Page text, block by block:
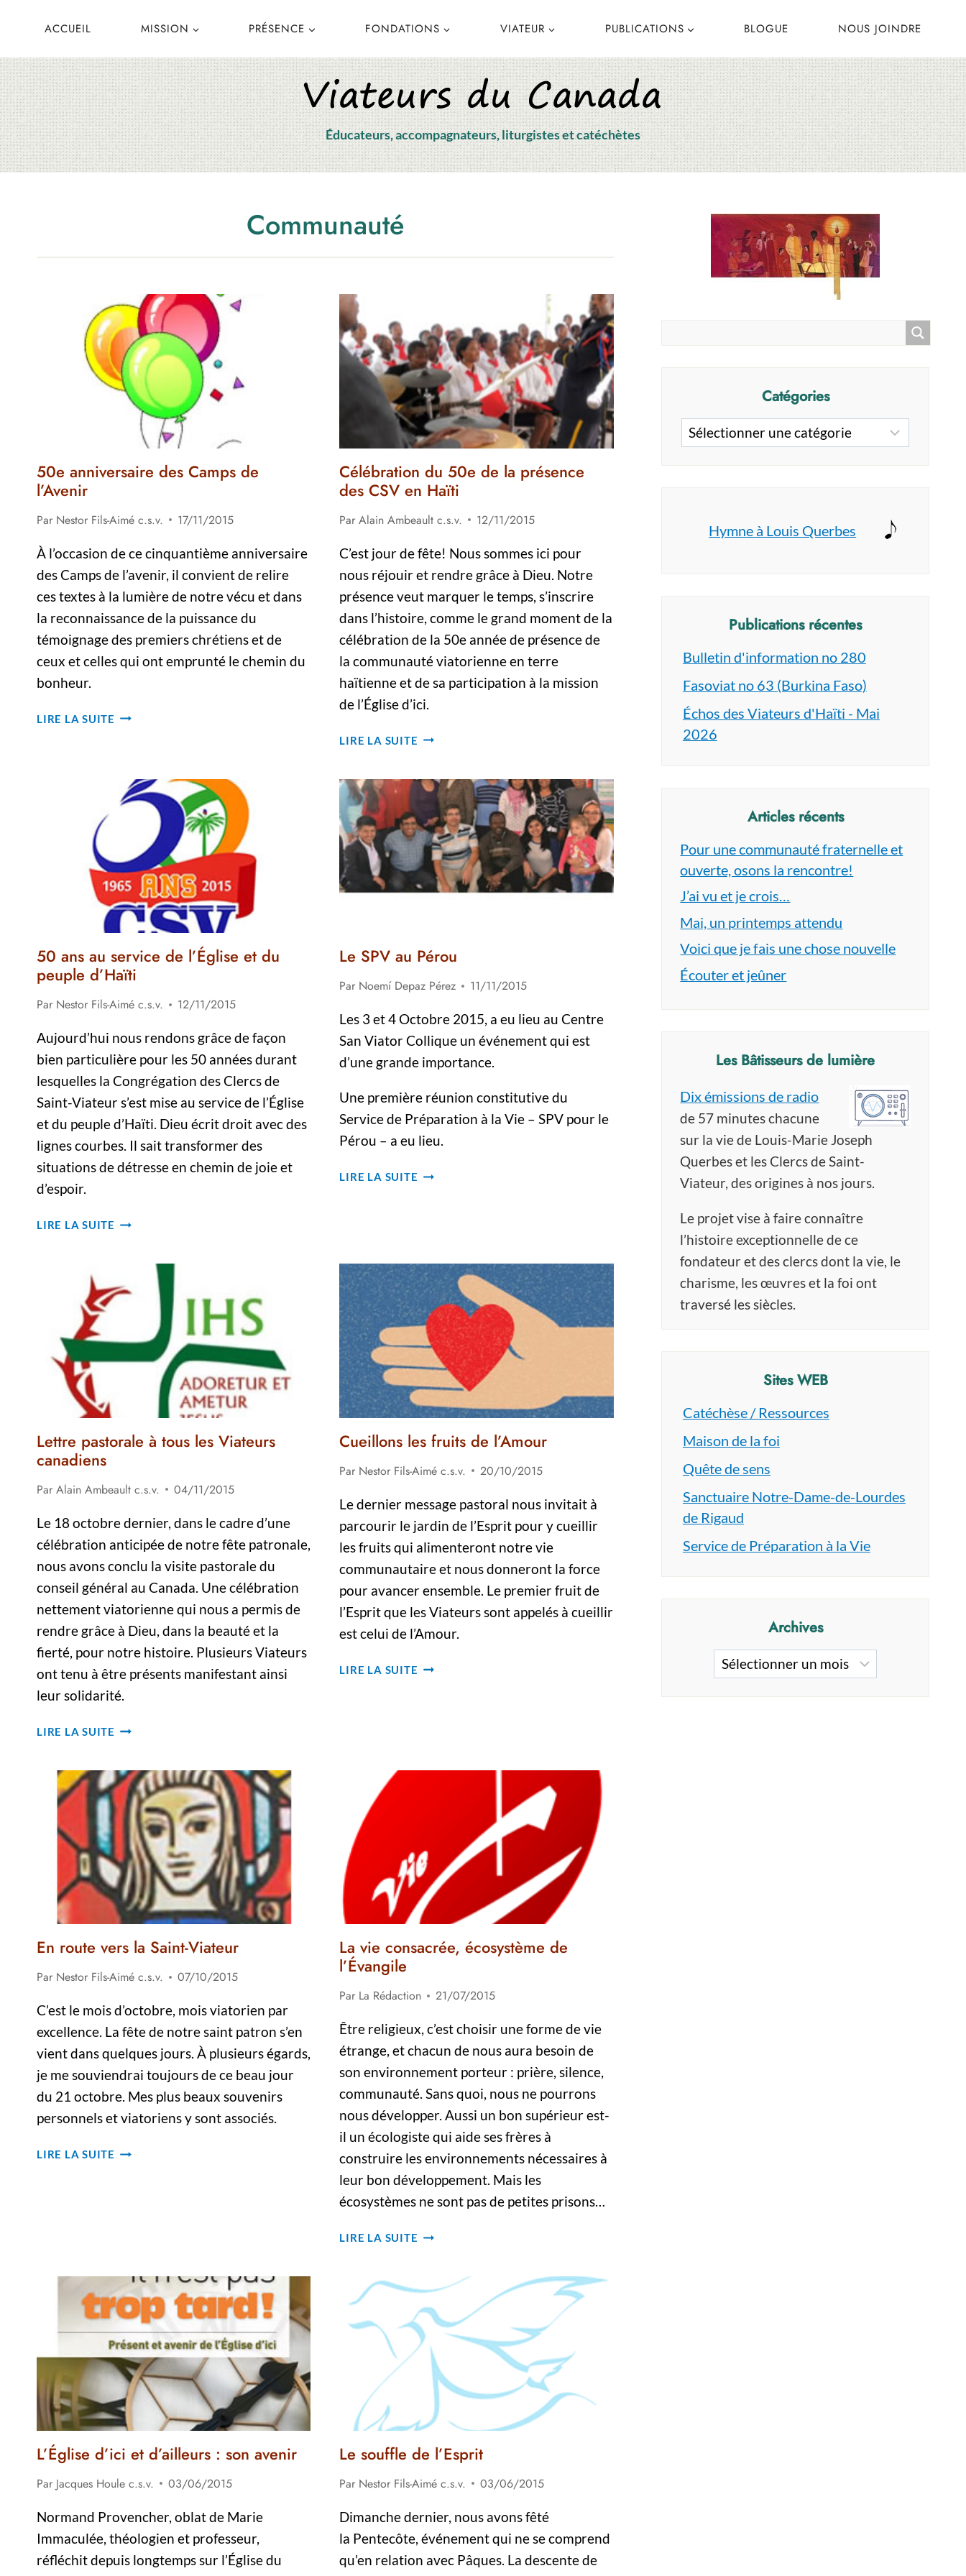
ACCUEIL MISSION PRÉSENCE FONDATIONS VIATEUR PUBLICATIONS BLOGUE NOUS JOINDRE
Éducateurs, accompagnateurs, liturgistes et catéchètes
Communauté
50e anniversaire des Camps de
l’Avenir
Par Nestor Fils-Aimé c.s.v.
17/11/2015
À l’occasion de ce cinquantième anniversaire
des Camps de l’avenir, il convient de relire
ces textes à la lumière de notre vécu et dans
la reconnaissance de la puissance du
témoignage des premiers chrétiens et de
ceux et celles qui ont emprunté le chemin du
bonheur.
LIRE LA SUITE 50E
DE
L’AVENIR
Célébration du 50e de la présence
des CSV en Haïti
ParAlain Ambeault c.s.v.
12/11/2015
C’est jour de fête! Nous sommes ici pour
nous réjouir et rendre grâce à Dieu. Notre
présence veut marquer le temps, s’inscrire
dans l’histoire, comme le grand moment de la
célébration de la 50e année de présence de
la communauté viatorienne en terre
haïtienne et de sa participation à la mission
de l’Église d’ici.
LIRE LA SUITE CÉLÉBRATION
DE
PRÉSENCE
DES
CSV
EN
HAÏTI
50 ans au service de l’Église et du
peuple d’Haïti
Par Nestor Fils-Aimé c.s.v.
12/11/2015
Aujourd’hui nous rendons grâce de façon
bien particulière pour les 50 années durant
lesquelles la Congrégation des Clercs de
Saint-Viateur s’est mise au service de l’Église
et du peuple d’Haïti. Dieu écrit droit avec des
lignes courbes. Il sait transformer des
situations de détresse en chemin de joie et
d’espoir.
LIRE LA SUITE 50
SERVICE
DE
L’ÉGLISE
DU
PEUPLE
Le SPV au Pérou
Par Noemí Depaz Pérez
11/11/2015
Les 3 et 4 Octobre 2015, a eu lieu au Centre
San Viator Collique un événement qui est
d’une grande importance.
Une première réunion constitutive du
Service de Préparation à la Vie – SPV pour le
Pérou – a eu lieu.
LIRE LA SUITE LE
Lettre pastorale à tous les Viateurs
canadiens
Par Alain Ambeault c.s.v.
04/11/2015
Le 18 octobre dernier, dans le cadre d’une
célébration anticipée de notre fête patronale,
nous avons conclu la visite pastorale du
conseil général au Canada. Une célébration
nettement viatorienne qui nous a permis de
rendre grâce à Dieu, dans la beauté et la
fierté, pour notre histoire. Plusieurs Viateurs
ont tenu à être présents manifestant ainsi
leur solidarité.
LIRE LA SUITE LETTRE
TOUS
LES
VIATEURS
CANADIENS
Cueillons les fruits de l’Amour
Par Nestor Fils-Aimé c.s.v.
20/10/2015
Le dernier message pastoral nous invitait à
parcourir le jardin de l’Esprit pour y cueillir
les fruits qui alimenteront notre vie
communautaire et nous donneront la force
pour avancer ensemble. Le premier fruit de
l’Esprit que les Viateurs sont appelés à cueillir
est celui de l’Amour.
LIRE LA SUITE CUEILLONS
En route vers la Saint-Viateur
Par Nestor Fils-Aimé c.s.v.
07/10/2015
C’est le mois d’octobre, mois viatorien par
excellence. La fête de notre saint patron s’en
vient dans quelques jours. À plusieurs égards,
je me souviendrai toujours de ce beau jour
du 21 octobre. Mes plus beaux souvenirs
personnels et viatoriens y sont associés.
LIRE LA SUITE EN
La vie consacrée, écosystème de
l’Évangile
Par La Rédaction
21/07/2015
Être religieux, c’est choisir une forme de vie
étrange, et chacun de nous aura besoin de
son environnement porteur : prière, silence,
communauté. Sans quoi, nous ne pourrons
nous développer. Aussi un bon supérieur est-
il un écologiste qui aide ses frères à
construire les environnements nécessaires à
leur bon développement. Mais les
écosystèmes ne sont pas de petites prisons…
LIRE LA SUITE LA
ÉCOSYSTÈME
L’ÉVANGILE
L’Église d’ici et d’ailleurs : son avenir
Par Jacques Houle c.s.v.
03/06/2015
Normand Provencher, oblat de Marie
Immaculée, théologien et professeur,
réfléchit depuis longtemps sur l’Église du
Le souffle de l’Esprit
Par Nestor Fils-Aimé c.s.v.
03/06/2015
Dimanche dernier, nous avons fêté
la Pentecôte, événement qui ne se comprend
qu’en relation avec Pâques. La descente de
Catégories
Catégories
Hymne à Louis Querbes
Publications récentes
Bulletin d'information no 280
Fasoviat no 63 (Burkina Faso)
Échos des Viateurs d'Haïti - Mai
2026
Articles récents
Pour une communauté fraternelle et
ouverte, osons la rencontre!
J’ai vu et je crois…
Mai, un printemps attendu
Voici que je fais une chose nouvelle
Écouter et jeûner
Les Bâtisseurs de lumière
Dix émissions de radio
de 57 minutes chacune
sur la vie de Louis-Marie Joseph
Querbes et les Clercs de Saint-
Viateur, des origines à nos jours.
Le projet vise à faire connaître
l’histoire exceptionnelle de ce
fondateur et des clercs dont la vie, le
charisme, les œuvres et la foi ont
traversé les siècles.
Sites WEB
Catéchèse / Ressources
Maison de la foi
Quête de sens
Sanctuaire Notre-Dame-de-Lourdes
de Rigaud
Service de Préparation à la Vie
Archives
Archives